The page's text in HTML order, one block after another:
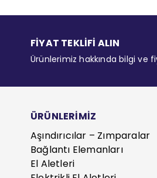
FİYAT TEKLİFİ ALIN
Ürünlerimiz hakkında bilgi
ÜRÜNLERİMİZ
Aşındırıcılar – Zımparalar
Bağlantı Elemanları
El Aletleri